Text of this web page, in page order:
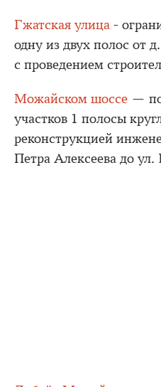
Гжатская улица -
одну из двух полос от
с проведением
Можайском шоссе —
участков 1 полосы
реконструкцией
Петра Алексеева до ул.